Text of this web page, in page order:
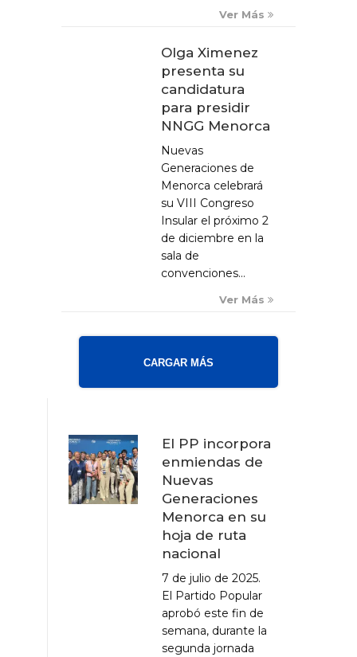
Ver Más
Olga Ximenez
presenta su
candidatura
para presidir
NNGG Menorca
Nuevas
Generaciones de
Menorca celebrará
su VIII Congreso
Insular el próximo 2
de diciembre en la
sala de
convenciones...
Ver Más
CARGAR MÁS
El PP incorpora
enmiendas de
Nuevas
Generaciones
Menorca en su
hoja de ruta
nacional
7 de julio de 2025.
El Partido Popular
aprobó este fin de
semana, durante la
segunda jornada